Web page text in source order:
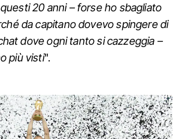
20 anni – forse ho sbagliato
da capitano dovevo spingere di
dove ogni tanto si cazzeggia –
più visti".